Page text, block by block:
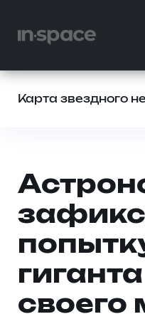
Карта звездного
своего